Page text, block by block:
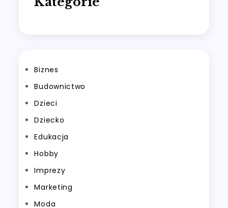
Biznes
Budownictwo
Dzieci
Dziecko
Edukacja
Hobby
Imprezy
Marketing
Moda